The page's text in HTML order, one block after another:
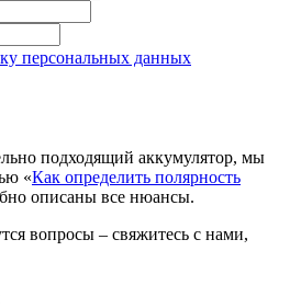
персональных данных
подходящий аккумулятор, мы
«Как определить полярность
описаны все нюансы.
вопросы – свяжитесь с нами,